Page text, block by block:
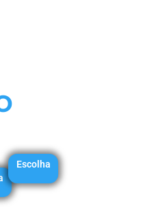
Escolha